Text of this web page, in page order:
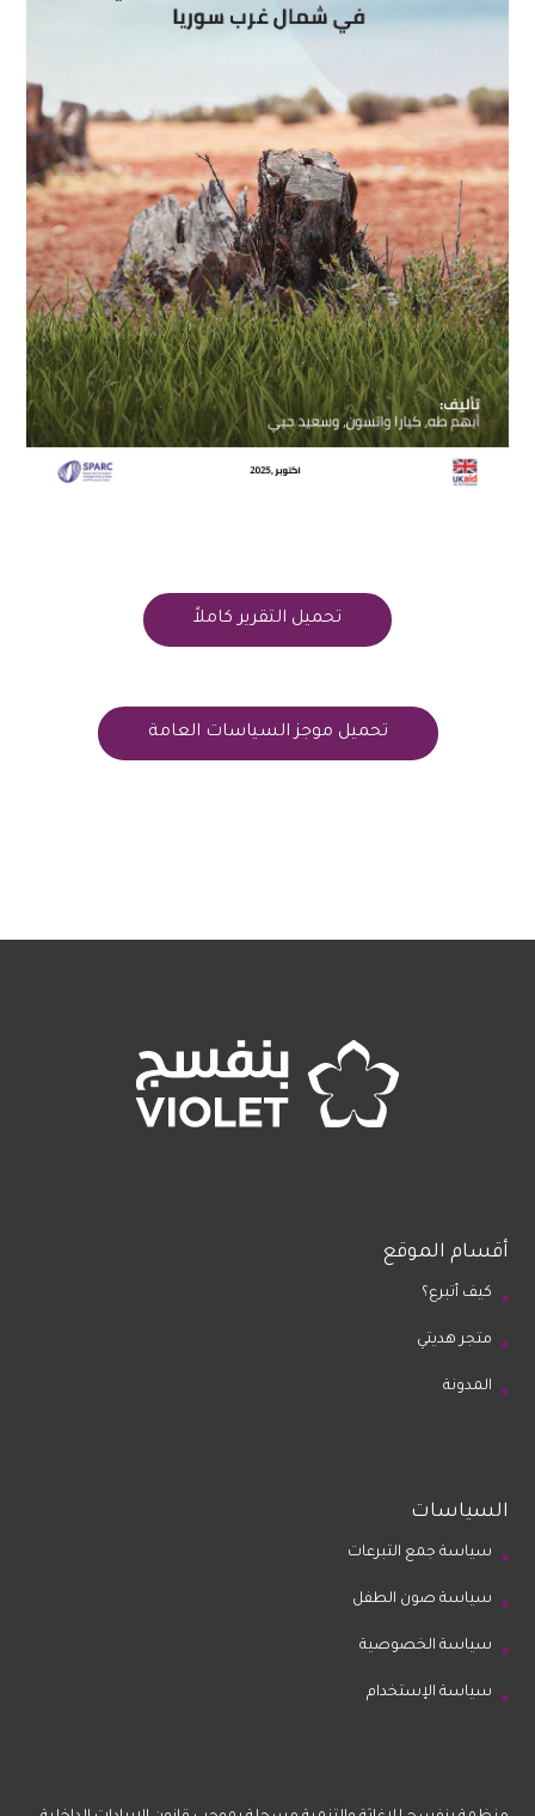
تحميل التقرير كاملاً
تحميل موجز السياسات العامة
أقسام الموقع
كيف أتبرع؟
متجر هديتي
المدونة
السياسات
سياسة جمع التبرعات
سياسة صون الطفل
سياسة الخصوصية
سياسة الإستخدام